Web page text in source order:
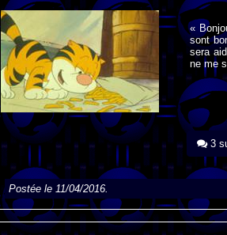
«
sont
sera
ne me
3
Postée le 11/04/2016.